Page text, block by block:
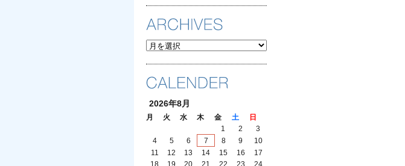
ARCHIVES
2026年8月
月 火 水 木 金 土
日
1
2
3
4
5 6 7 8 9
10
11
12 13 14 15 16
17
18
19 20 21 22 23 24